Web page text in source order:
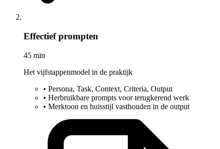
Effectief prompten
45 min
Het vijfstappenmodel in de praktijk
• Persona, Task, Context, Criteria, Output
• Herbruikbare prompts voor terugkerend werk
• Merktoon en huisstijl vasthouden in de output